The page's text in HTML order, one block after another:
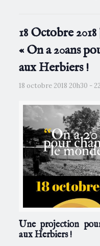
18 Octobre
« On a 20ans
aux Herbiers !
18 octobre 2018 20h30 -
Une projection
aux Herbiers !